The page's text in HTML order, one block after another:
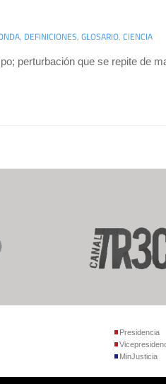
, DEFINICIONES, GLOSARIO, CIENCIA
perturbación que se repite de
Presidencia
MinJusticia